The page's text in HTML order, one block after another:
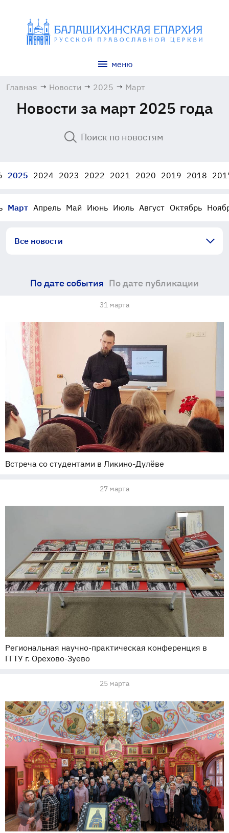
меню
Главная → Новости → 2025 → Март
Новости за март 2025 года
2025 2024 2023 2022 2021 2020 2019 2018
Март Апрель Май Июнь Июль Август Октябрь
Все новости
По дате события По дате публикации
31 марта
Встреча со студентами в Ликино-Дулёве
27 марта
Региональная научно-практическая конференция в
ГГТУ г. Орехово-Зуево
25 марта